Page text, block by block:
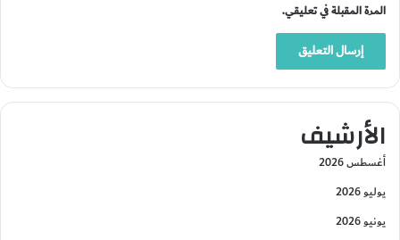
المرة المقبلة في تعليقي.
الأرشيف
أغسطس 2026
يوليو 2026
يونيو 2026